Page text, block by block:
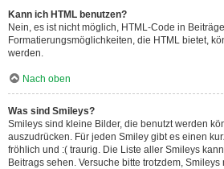
Kann ich HTML benutzen?
Nein, es ist nicht möglich, HTML-Code in
Formatierungsmöglichkeiten, die HTML bietet,
werden.
Nach oben
Was sind Smileys?
Smileys sind kleine Bilder, die benutzt werden
auszudrücken. Für jeden Smiley gibt es einen
fröhlich und :( traurig. Die Liste aller Smileys
Beitrags sehen. Versuche bitte trotzdem,